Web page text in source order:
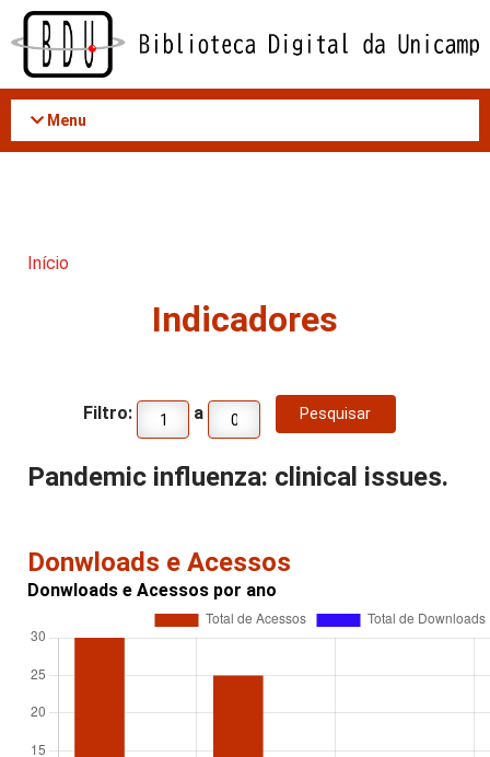
Acessar
conteúdo
Menu
Início
Indicadores
Filtro: a
Pandemic influenza: clinical issues.
Donwloads e Acessos
Donwloads e Acessos por ano